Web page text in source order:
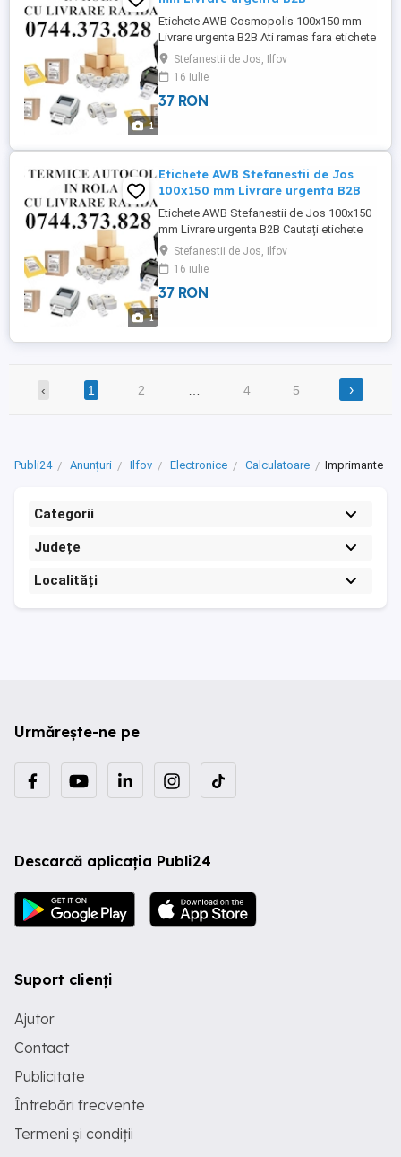
1
Etichete AWB Cosmopolis 100x150 mm
Livrare urgenta B2B Ati ramas fara etichete
AWB in timpul pregatirii coletelor? Livram
rapid 1-2h la sediul societatii dvs. o gama
variata de role etichete termice
autocolante 100x150 mm direct catre
Stefanestii de Jos, Ilfov
16 iulie
37 RON
1
Etichete AWB Stefanestii de Jos
100x150 mm Livrare urgenta B2B
Etichete AWB Stefanestii de Jos 100x150
mm Livrare urgenta B2B Cautați etichete
AWB cu livrare rapida in Stefanestii de
Jos? Livram rapid 1-2h la sediul societatii
dvs. o gama variata de role etichete
termice autocolante 100x150 mm direct
Stefanestii de Jos, Ilfov
16 iulie
37 RON
‹ 1 2 4 5 ›
Publi24 Anunțuri Ilfov Electronice Calculatoare Imprimante
Categorii
Județe
Localități
Urmărește-ne pe
Descarcă aplicația Publi24
Suport clienți
Ajutor
Contact
Publicitate
Întrebări frecvente
Termeni și condiții